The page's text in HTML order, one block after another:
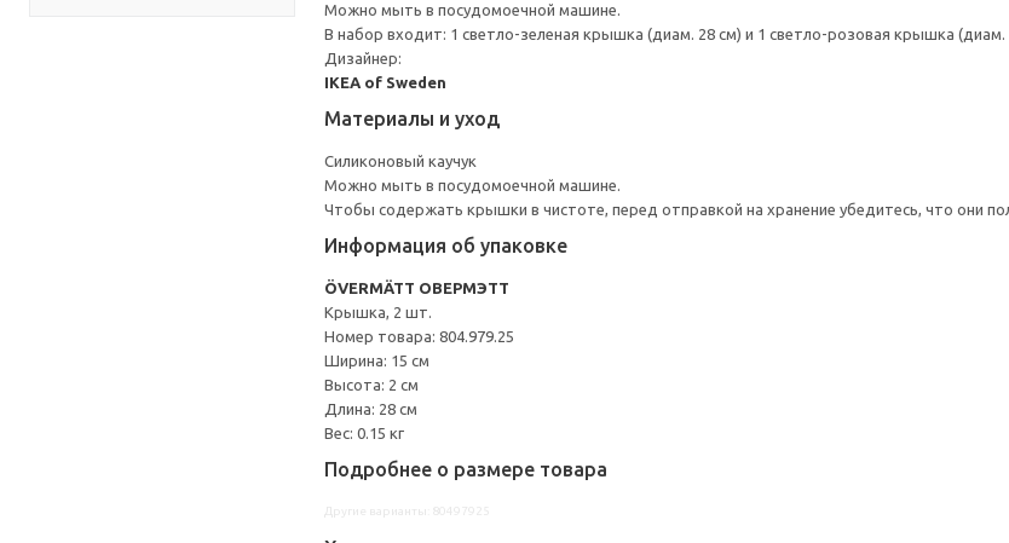
Можно мыть в посудомоечной машине.
В набор входит: 1 светло-зеленая крышка (диам. 28 см) и 1 светло-розовая крышка (диам.
Дизайнер:
IKEA of Sweden
Материалы и уход
Силиконовый каучук
Можно мыть в посудомоечной машине.
Чтобы содержать крышки в чистоте, перед отправкой на хранение убедитесь, что они
Информация об упаковке
ÖVERMÄTT ОВЕРМЭТТ
Крышка, 2 шт.
Номер товара: 804.979.25
Ширина: 15 см
Высота: 2 см
Длина: 28 см
Вес: 0.15 кг
Подробнее о размере товара